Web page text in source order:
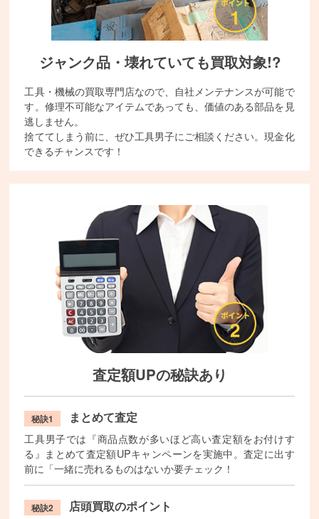
ジャンク品・壊れていても買取対象!?
工具・機械の買取専門店なので、自社メンテナンスが可能で
す。修理不可能なアイテムであっても、価値のある部品を見
逃しません。
捨ててしまう前に、ぜひ工具男子にご相談ください。現金化
できるチャンスです！
査定額UPの秘訣あり
秘訣1 まとめて査定
工具男子では『商品点数が多いほど高い査定額をお付けす
る』まとめて査定額UPキャンペーンを実施中。査定に出す
前に「一緒に売れるものはないか要チェック！
秘訣2 店頭買取のポイント